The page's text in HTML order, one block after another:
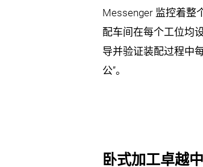
Messenger 监控着整
配车间在每个工位均
导并验证装配过程中
公”。
卧式加工卓越